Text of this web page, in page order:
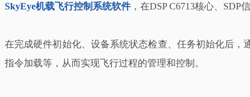
SkyEye机载飞行控制系统软件，在DSP C6713核心、SDP
在完成硬件初始化、设备系统状态检查、任务初始化后，
指令加载等，从而实现飞行过程的管理和控制。